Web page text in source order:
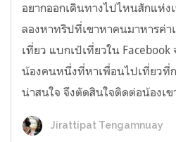
อยากออกเดินทางไปไหนสักแห่ง
ลองหาทริปที่เขาหาคนมาหารค่า
เที่ยว แบกเป้เที่ยวใน
น้องคนหนึ่งที่หาเพื่อนไปเที่ยวที่
น่าสนใจ จึงตัดสินใจติดต่อน้องเข
Jirattipat Tengamnuay